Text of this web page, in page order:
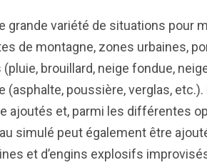
variété de situations pour
de montagne, zones urbaines,
brouillard, neige fondue,
poussière, verglas,
ajoutés et, parmi les différentes
simulé peut également être
et d’engins explosifs